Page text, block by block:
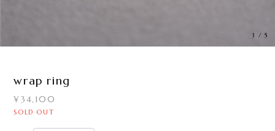
3 /5
wrap ring
¥34,100
SOLD OUT